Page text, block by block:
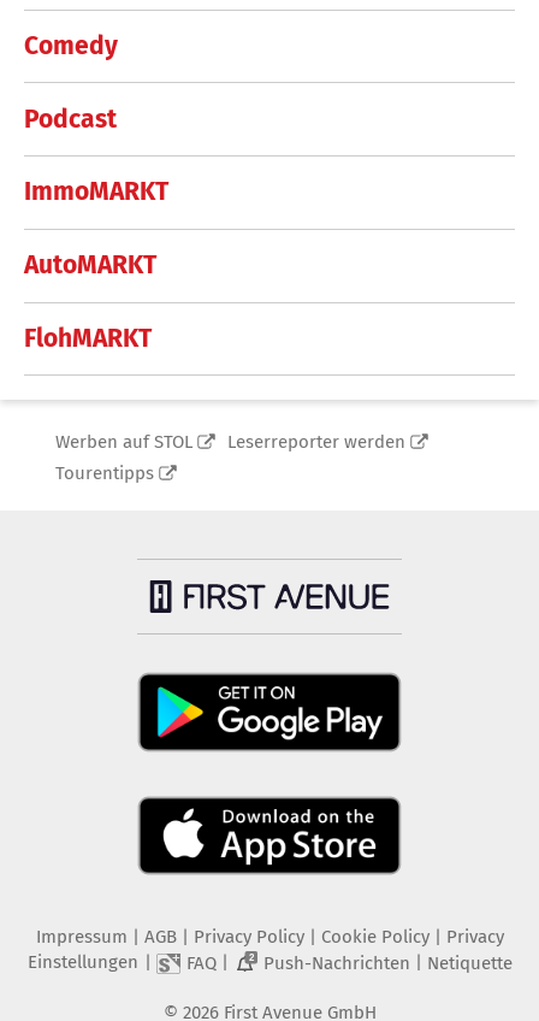
Comedy
Podcast
ImmoMARKT
AutoMARKT
FlohMARKT
Werben auf STOL
Leserreporter werden
Tourentipps
Impressum AGB Privacy Policy| Cookie Policy| Privacy
Einstellungen
FAQ| 2 Push-Nachrichten Netiquette
© 2026 First Avenue GmbH